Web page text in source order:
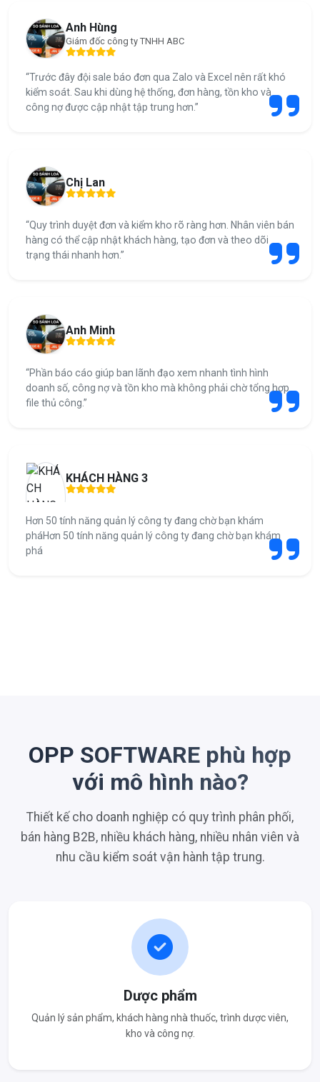
Anh Hùng
Giám đốc công ty TNHH ABC
“Trước đây đội sale báo đơn qua Zalo và Excel nên rất khó
kiểm soát. Sau khi dùng hệ thống, đơn hàng, tồn kho và
công nợ được cập nhật tập trung hơn.”
Chị Lan
“Quy trình duyệt đơn và kiểm kho rõ ràng hơn. Nhân viên bán
hàng có thể cập nhật khách hàng, tạo đơn và theo dõi
trạng thái nhanh hơn.”
Anh Minh
“Phần báo cáo giúp ban lãnh đạo xem nhanh tình hình
doanh số, công nợ và tồn kho mà không phải chờ tổng hợp
file thủ công.”
KHÁCH HÀNG 3
Hơn 50 tính năng quản lý công ty đang chờ bạn khám
pháHơn 50 tính năng quản lý công ty đang chờ bạn khám
phá
OPP SOFTWARE phù hợp
với mô hình nào?
Thiết kế cho doanh nghiệp có quy trình phân phối,
bán hàng B2B, nhiều khách hàng, nhiều nhân viên và
nhu cầu kiểm soát vận hành tập trung.
Dược phẩm
Quản lý sản phẩm, khách hàng nhà thuốc, trình dược viên,
kho và công nợ.